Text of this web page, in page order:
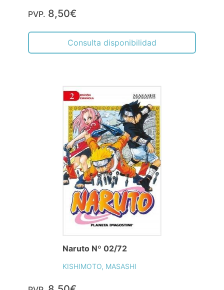
PVP. 8,50€
Consulta disponibilidad
Naruto Nº 02/72
KISHIMOTO, MASASHI